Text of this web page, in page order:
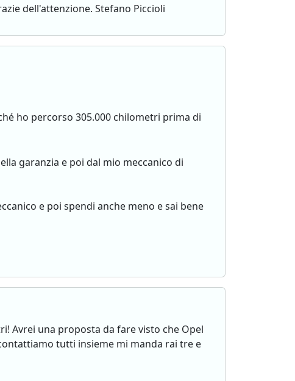
dell'attenzione. Stefano Piccioli
ho percorso 305.000 chilometri prima di
garanzia e poi dal mio meccanico di
e poi spendi anche meno e sai bene
Avrei una proposta da fare visto che Opel
tutti insieme mi manda rai tre e